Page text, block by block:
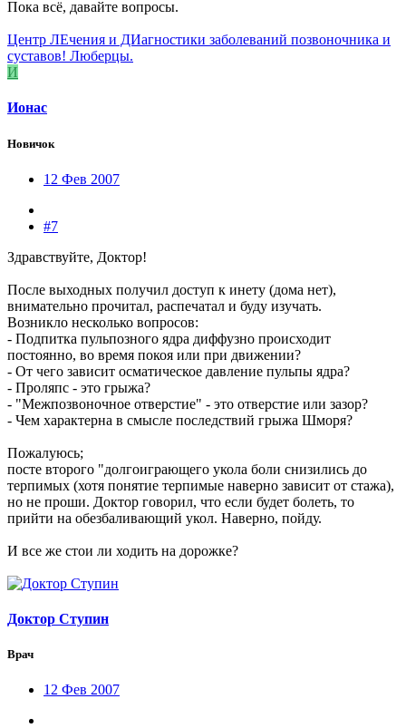
Пока всё, давайте вопросы.
Центр ЛЕчения и ДИагностики заболеваний позвоночника и
суставов! Люберцы.
И
Ионас
Новичок
12 Фев 2007
#7
Здравствуйте, Доктор!
После выходных получил доступ к инету (дома нет),
внимательно прочитал, распечатал и буду изучать.
Возникло несколько вопросов:
- Подпитка пульпозного ядра диффузно происходит
постоянно, во время покоя или при движении?
- От чего зависит осматическое давление пульпы ядра?
- Проляпс - это грыжа?
- "Межпозвоночное отверстие" - это отверстие или зазор?
- Чем характерна в смысле последствий грыжа Шморя?
Пожалуюсь;
посте второго "долгоиграющего укола боли снизились до
терпимых (хотя понятие терпимые наверно зависит от стажа),
но не проши. Доктор говорил, что если будет болеть, то
прийти на обезбаливающий укол. Наверно, пойду.
И все же стои ли ходить на дорожке?
Доктор Ступин
Врач
12 Фев 2007